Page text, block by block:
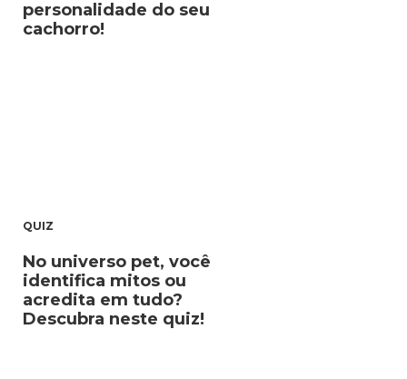
personalidade do seu
cachorro!
QUIZ
No universo pet, você
identifica mitos ou
acredita em tudo?
Descubra neste quiz!